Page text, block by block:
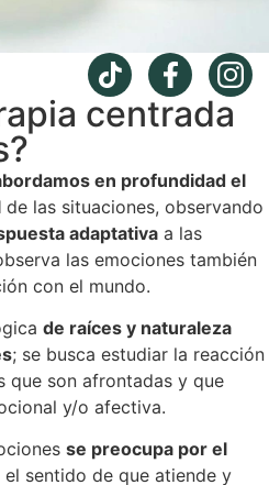
centrada
en profundidad el
de las situaciones, observando
adaptativa a las
las emociones también
con el mundo.
de raíces y naturaleza
; se busca estudiar la reacción
que son afrontadas y que
y/o afectiva.
se preocupa por el
el sentido de que atiende y